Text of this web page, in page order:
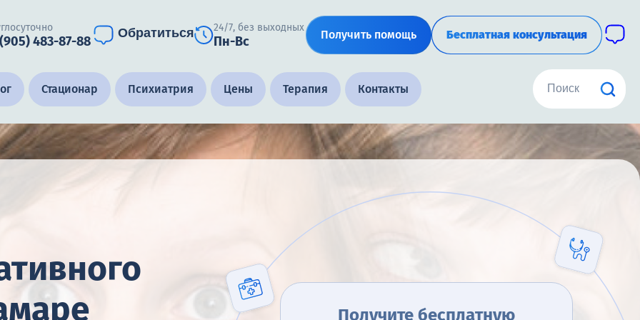
483-87-88
Обратиться 24/7, без выходных
Пн-Вс Получить помощь Бесплатная консультация
Стационар Психиатрия Цены Терапия Контакты
Получите бесплатную